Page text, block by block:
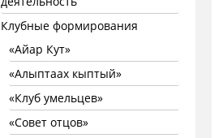
Клубные формирования
«Айар Кут»
«Алыптаах кыптый»
«Клуб умельцев»
«Совет отцов»